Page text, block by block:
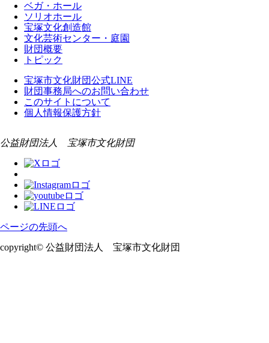
ベガ・ホール
ソリオホール
宝塚文化創造館
文化芸術センター・庭園
財団概要
トピック
宝塚市文化財団公式LINE
財団事務局へのお問い合わせ
このサイトについて
個人情報保護方針
公益財団法人 宝塚市文化財団
ページの先頭へ
copyright© 公益財団法人 宝塚市文化財団